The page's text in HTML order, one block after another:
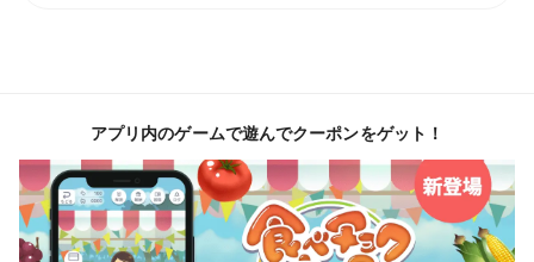
アプリ内のゲームで遊んでクーポンをゲット！